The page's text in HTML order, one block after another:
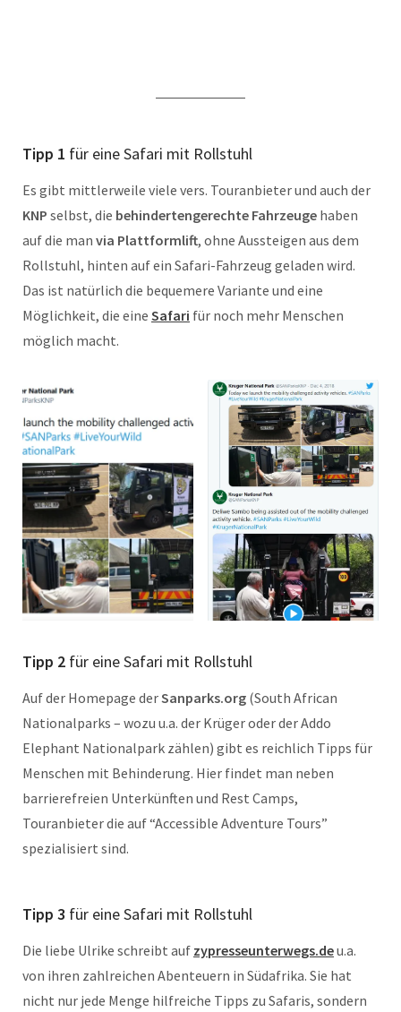
Tipp 1 für eine Safari mit Rollstuhl
Es gibt mittlerweile viele vers. Touranbieter und auch der
KNP selbst, die behindertengerechte Fahrzeuge haben
auf die man via Plattformlift, ohne Aussteigen aus dem
Rollstuhl, hinten auf ein Safari-Fahrzeug geladen wird.
Das ist natürlich die bequemere Variante und eine
Möglichkeit, die eine Safari für noch mehr Menschen
möglich macht.
Tipp 2 für eine Safari mit Rollstuhl
Auf der Homepage derSanparks.org (South African
Nationalparks – wozu u.a. der Krüger oder der Addo
Elephant Nationalpark zählen) gibt es reichlich Tipps für
Menschen mit Behinderung. Hier findet man neben
barrierefreien Unterkünften und Rest Camps,
Touranbieter die auf “Accessible Adventure Tours”
spezialisiert sind.
Tipp 3 für eine Safari mit Rollstuhl
Die liebe Ulrike schreibt auf zypresseunterwegs.deu.a.
von ihren zahlreichen Abenteuern in Südafrika. Sie hat
nicht nur jede Menge hilfreiche Tipps zu Safaris, sondern